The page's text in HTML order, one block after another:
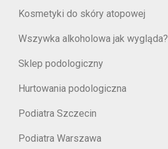
Kosmetyki do skóry atopowej
Wszywka alkoholowa jak wygląda?
Sklep podologiczny
Hurtowania podologiczna
Podiatra Szczecin
Podiatra Warszawa